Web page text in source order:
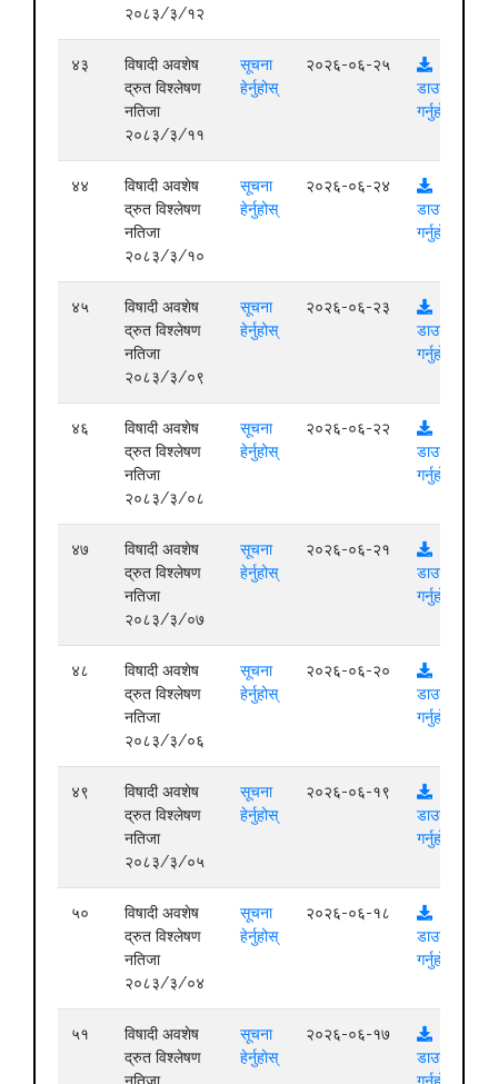
२०८३/३/१२
४३
विषादी अवशेष
द्रुत विश्लेषण
नतिजा
२०८३/३/११
सूचना
हेर्नुहोस्
२०२६-०६-२५
डाउनलोड
गर्नुहोस्
४४
विषादी अवशेष
द्रुत विश्लेषण
नतिजा
२०८३/३/१०
सूचना
हेर्नुहोस्
२०२६-०६-२४
डाउनलोड
गर्नुहोस्
४५
विषादी अवशेष
द्रुत विश्लेषण
नतिजा
२०८३/३/०९
सूचना
हेर्नुहोस्
२०२६-०६-२३
डाउनलोड
गर्नुहोस्
४६
विषादी अवशेष
द्रुत विश्लेषण
नतिजा
२०८३/३/०८
सूचना
हेर्नुहोस्
२०२६-०६-२२
डाउनलोड
गर्नुहोस्
४७
विषादी अवशेष
द्रुत विश्लेषण
नतिजा
२०८३/३/०७
सूचना
हेर्नुहोस्
२०२६-०६-२१
डाउनलोड
गर्नुहोस्
४८
विषादी अवशेष
द्रुत विश्लेषण
नतिजा
२०८३/३/०६
सूचना
हेर्नुहोस्
२०२६-०६-२०
डाउनलोड
गर्नुहोस्
४९
विषादी अवशेष
द्रुत विश्लेषण
नतिजा
२०८३/३/०५
सूचना
हेर्नुहोस्
२०२६-०६-१९
डाउनलोड
गर्नुहोस्
५०
विषादी अवशेष
द्रुत विश्लेषण
नतिजा
२०८३/३/०४
सूचना
हेर्नुहोस्
२०२६-०६-१८
डाउनलोड
गर्नुहोस्
५१
विषादी अवशेष
द्रुत विश्लेषण
सूचना
हेर्नुहोस्
२०२६-०६-१७
डाउनलोड